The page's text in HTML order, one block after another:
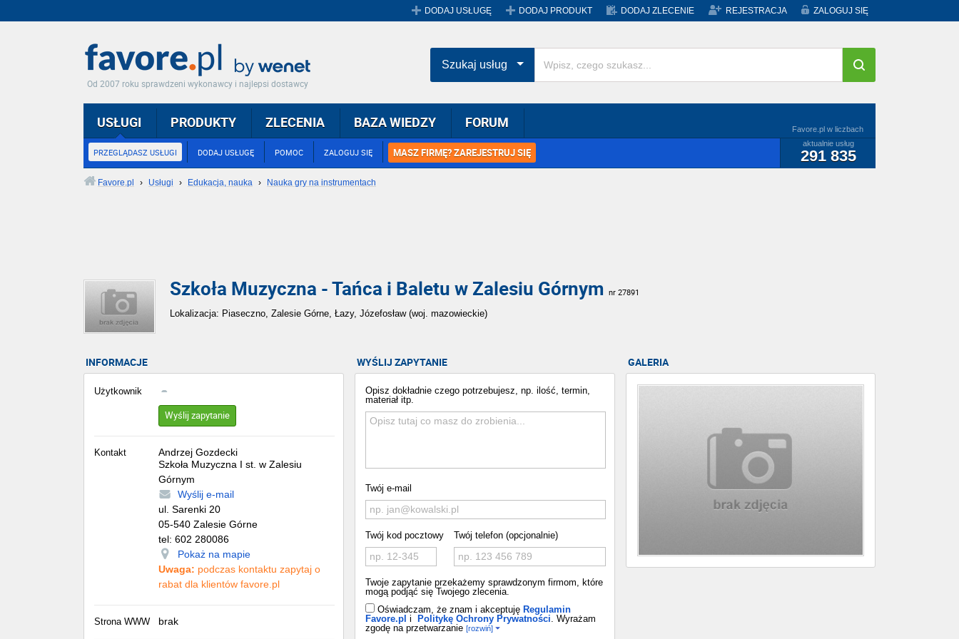
DODAJ USŁUGĘ DODAJ PRODUKT DODAJ ZLECENIE REJESTRACJA ZALOGUJ SIĘ
Od 2007 roku sprawdzeni wykonawcy i najlepsi dostawcy
USŁUGI
PRZEGLĄDASZ USŁUGI DODAJ USŁUGĘ POMOC ZALOGUJ SIĘ MASZ FIRMĘ? ZAREJESTRUJ SIĘ
Favore.pl w liczbach
aktualnie usług
291 835
PRODUKTY ZLECENIA BAZA WIEDZY FORUM
Szukaj usług
Favore.pl › Usługi › Edukacja, nauka › Nauka gry na instrumentach
Szkoła Muzyczna - Tańca i Baletu w Zalesiu Górnym nr 27891
Lokalizacja: Piaseczno, Zalesie Górne, Łazy, Józefosław (woj. mazowieckie)
GALERIA
WYŚLIJ ZAPYTANIE
Opisz dokładnie czego potrzebujesz, np. ilość, termin,
materiał itp.
Twój e-mail
Twój kod pocztowy Twój telefon (opcjonalnie)
Twoje zapytanie przekażemy sprawdzonym firmom, które
mogą podjąć się Twojego zlecenia.
Oświadczam, że znam i akceptuję Regulamin
Favore.pl i Politykę Ochrony Prywatności. Wyrażam
zgodę na przetwarzanie [rozwiń]
INFORMACJE
Użytkownik
Wyślij zapytanie
Kontakt
Andrzej Gozdecki
Szkoła Muzyczna I st. w Zalesiu
Górnym
Wyślij e-mail
ul. Sarenki 20
05-540 Zalesie Górne
tel: 602 280086
Pokaż na mapie
Uwaga: podczas kontaktu zapytaj o
rabat dla klientów favore.pl
Strona WWW brak